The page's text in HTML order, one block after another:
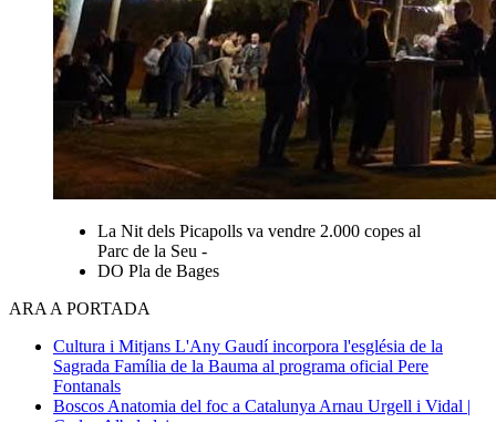
La Nit dels Picapolls va vendre 2.000 copes al
Parc de la Seu -
DO Pla de Bages
ARA A PORTADA
Cultura i Mitjans L'Any Gaudí incorpora l'església de la
Sagrada Família de la Bauma al programa oficial Pere
Fontanals
Boscos Anatomia del foc a Catalunya Arnau Urgell i Vidal |